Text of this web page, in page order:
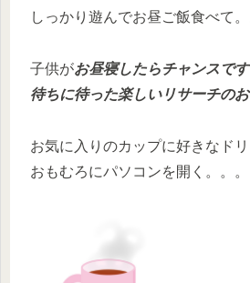
しっかり遊んでお昼ご飯食べて。
子供がお昼寝したらチャンスです
待ちに待った楽しいリサーチの
お気に入りのカップに好きなド
おもむろにパソコンを開く。。。